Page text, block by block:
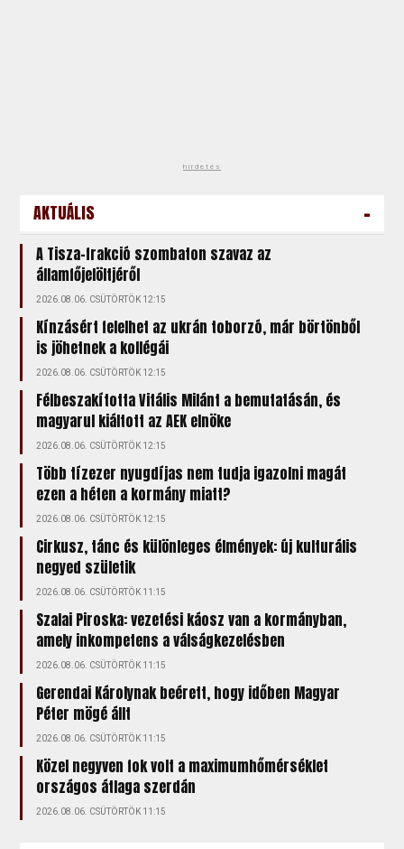
hirdetés
AKTUÁLIS -
A Tisza-frakció szombaton szavaz az
államfőjelöltjéről
2026.08.06. CSÜTÖRTÖK 12:15
Kínzásért felelhet az ukrán toborzó, már börtönből
is jöhetnek a kollégái
2026.08.06. CSÜTÖRTÖK 12:15
Félbeszakította Vitális Milánt a bemutatásán, és
magyarul kiáltott az AEK elnöke
2026.08.06. CSÜTÖRTÖK 12:15
Több tízezer nyugdíjas nem tudja igazolni magát
ezen a héten a kormány miatt?
2026.08.06. CSÜTÖRTÖK 12:15
Cirkusz, tánc és különleges élmények: új kulturális
negyed születik
2026.08.06. CSÜTÖRTÖK 11:15
Szalai Piroska: vezetési káosz van a kormányban,
amely inkompetens a válságkezelésben
2026.08.06. CSÜTÖRTÖK 11:15
Gerendai Károlynak beérett, hogy időben Magyar
Péter mögé állt
2026.08.06. CSÜTÖRTÖK 11:15
Közel negyven fok volt a maximumhőmérséklet
országos átlaga szerdán
2026.08.06. CSÜTÖRTÖK 11:15